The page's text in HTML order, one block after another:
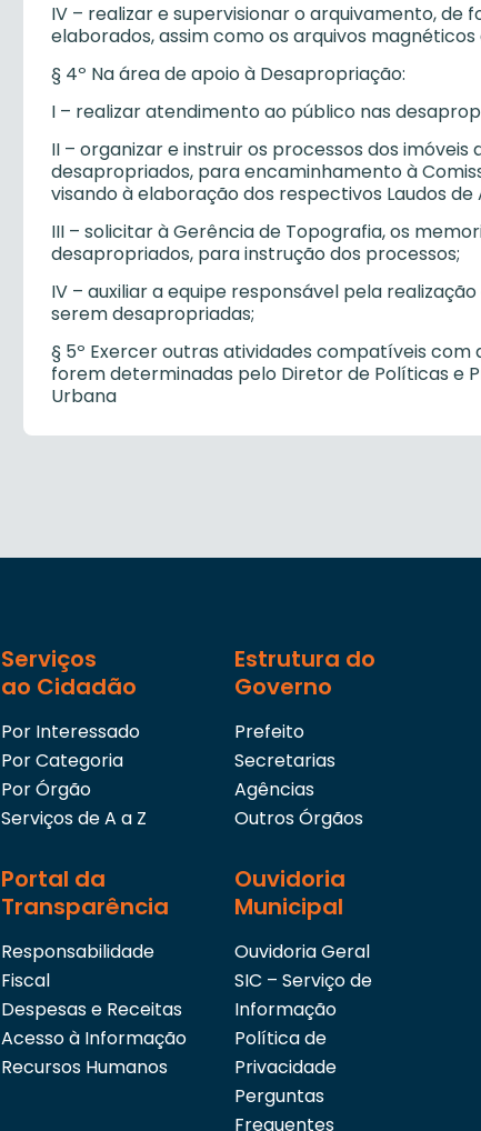
IV – realizar e supervisionar o arquivamento, de
elaborados, assim como os arquivos
§ 4º Na área de apoio à Desapropriação:
I – realizar atendimento ao público nas
II – organizar e instruir os processos dos imóveis
desapropriados, para encaminhamento à
visando à elaboração dos respectivos Laudos de
III – solicitar à Gerência de Topografia, os
desapropriados, para instrução dos processos;
IV – auxiliar a equipe responsável pela
serem desapropriadas;
§ 5º Exercer outras atividades compatíveis com
forem determinadas pelo Diretor de Políticas e
Urbana
Serviços
ao Cidadão
Por Interessado
Por Categoria
Por Órgão
Serviços de A a Z
Estrutura do
Governo
Prefeito
Secretarias
Agências
Outros Órgãos
Portal da
Transparência
Responsabilidade
Fiscal
Despesas e Receitas
Acesso à Informação
Recursos Humanos
Ouvidoria
Municipal
Ouvidoria Geral
SIC – Serviço de
Informação
Política de
Privacidade
Perguntas
Frequentes